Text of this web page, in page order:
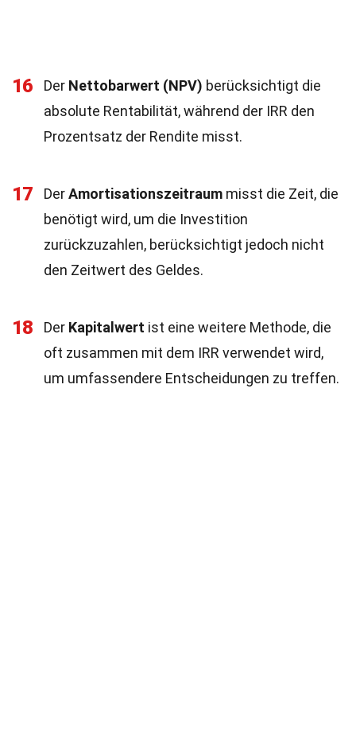
16 Der Nettobarwert (NPV) berücksichtigt die
absolute Rentabilität, während der IRR den
Prozentsatz der Rendite misst.
17 DerAmortisationszeitraum misst die Zeit, die
benötigt wird, um die Investition
zurückzuzahlen, berücksichtigt jedoch nicht
den Zeitwert des Geldes.
18 Der Kapitalwert ist eine weitere Methode, die
oft zusammen mit dem IRR verwendet wird,
um umfassendere Entscheidungen zu treffen.